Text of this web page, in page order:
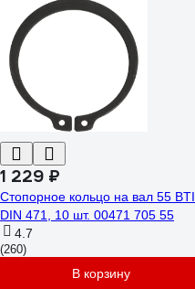
1 229 ₽
Стопорное кольцо на вал 55 BTI
DIN 471, 10 шт. 00471 705 55
4.7
(260)
В корзину